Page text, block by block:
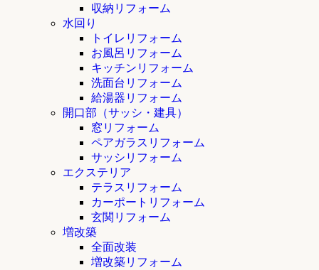
収納リフォーム
水回り
トイレリフォーム
お風呂リフォーム
キッチンリフォーム
洗面台リフォーム
給湯器リフォーム
開口部（サッシ・建具）
窓リフォーム
ペアガラスリフォーム
サッシリフォーム
エクステリア
テラスリフォーム
カーポートリフォーム
玄関リフォーム
増改築
全面改装
増改築リフォーム